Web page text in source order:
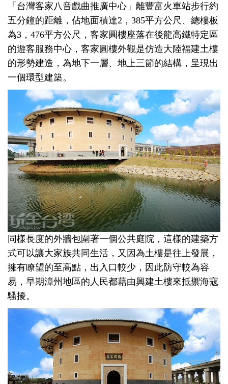
「台灣客家八音戲曲推廣中心」離豐富火車站步行約
五分鐘的距離，佔地面積達2，385平方公尺、總樓板
為3，476平方公尺，客家圓樓座落在後龍高鐵特定區
的遊客服務中心，客家圓樓外觀是仿造大陸福建土樓
的形勢建造，為地下一層、地上三節的結構，呈現出
一個環型建築。
同樣長度的外牆包圍著一個公共庭院，這樣的建築方
式可以讓大家族共同生活，又因為土樓是往上發展，
擁有瞭望的至高點，出入口較少，因此防守較為容
易，早期漳州地區的人民都藉由興建土樓來抵禦海寇
騷擾。